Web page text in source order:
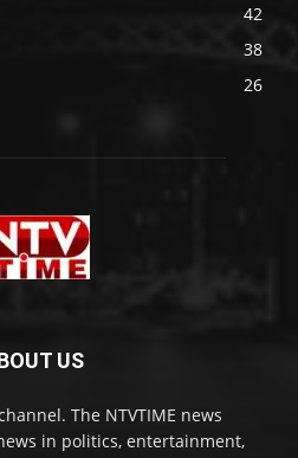
42
38
26
US
The NTVTIME news
in politics, entertainment,